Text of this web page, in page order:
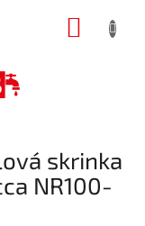
skrinka
NR100-